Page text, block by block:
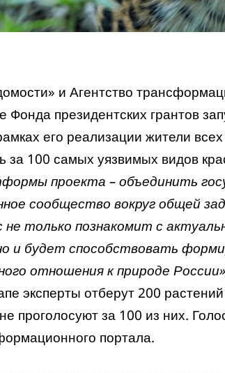
и Агентство
Фонда президентских грантов
его реализации жители
за 100 самых уязвимых видов
проекта – объединить
сообщество вокруг общей
не только познакомит с
и будет способствовать
отношения к природе
эксперты отберут 200
проголосуют за 100 из них.
портала.